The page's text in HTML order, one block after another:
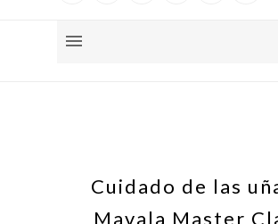
Cuidado de las
Mavala Master